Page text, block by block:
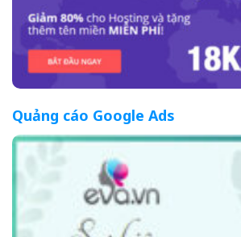
Quảng cáo Google Ads